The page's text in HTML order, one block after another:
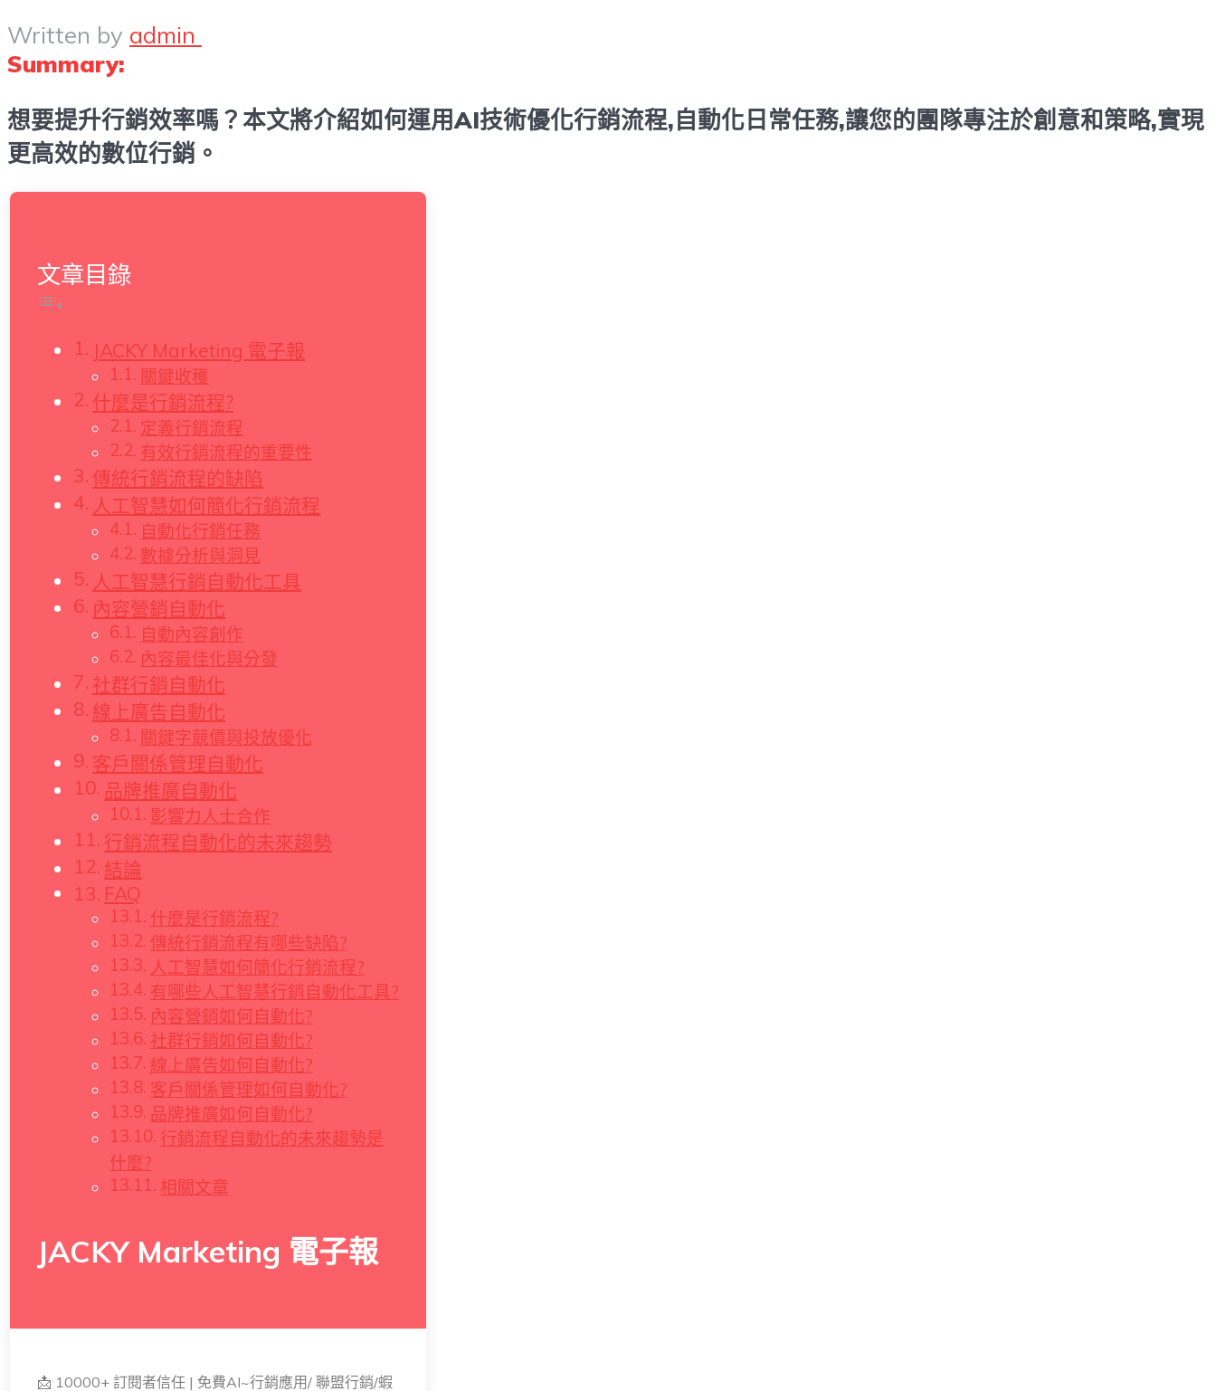
Written by admin
Summary:
想要提升行銷效率嗎？本文將介紹如何運用AI技術優化行銷流程,自動化日常任務,讓您的團隊專注於創意和策略,實現
更高效的數位行銷。
文章目錄
JACKY Marketing 電子報
關鍵收穫
什麼是行銷流程?
定義行銷流程
有效行銷流程的重要性
傳統行銷流程的缺陷
人工智慧如何簡化行銷流程
自動化行銷任務
數據分析與洞見
人工智慧行銷自動化工具
內容營銷自動化
自動內容創作
內容最佳化與分發
社群行銷自動化
線上廣告自動化
關鍵字競價與投放優化
客戶關係管理自動化
品牌推廣自動化
影響力人士合作
行銷流程自動化的未來趨勢
結論
FAQ
什麼是行銷流程?
傳統行銷流程有哪些缺陷?
人工智慧如何簡化行銷流程?
有哪些人工智慧行銷自動化工具?
內容營銷如何自動化?
社群行銷如何自動化?
線上廣告如何自動化?
客戶關係管理如何自動化?
品牌推廣如何自動化?
行銷流程自動化的未來趨勢是
什麼?
相關文章
JACKY Marketing 電子報
📩 10000+ 訂閱者信任 | 免費AI~行銷應用/ 聯盟行銷/蝦